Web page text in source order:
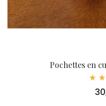
Pochettes en